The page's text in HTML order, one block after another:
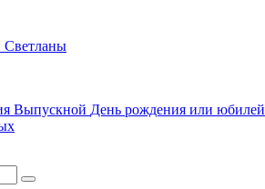
Светланы
Выпускной День рождения или юбилей